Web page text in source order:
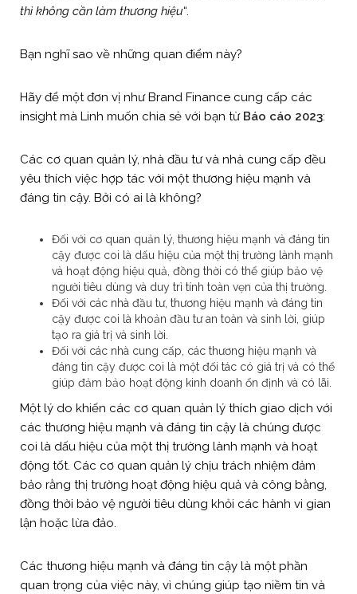
thì không cần làm thương hiệu“.
Bạn nghĩ sao về những quan điểm này?
Hãy để một đơn vị như Brand Finance cung cấp các
insight mà Linh muốn chia sẻ với bạn từ Báo cáo 2023:
Các cơ quan quản lý, nhà đầu tư và nhà cung cấp đều
yêu thích việc hợp tác với một thương hiệu mạnh và
đáng tin cậy. Bởi có ai là không?
Đối với cơ quan quản lý, thương hiệu mạnh và đáng tin
cậy được coi là dấu hiệu của một thị trường lành mạnh
và hoạt động hiệu quả, đồng thời có thể giúp bảo vệ
người tiêu dùng và duy trì tính toàn vẹn của thị trường.
Đối với các nhà đầu tư, thương hiệu mạnh và đáng tin
cậy được coi là khoản đầu tư an toàn và sinh lời, giúp
tạo ra giá trị và sinh lời.
Đối với các nhà cung cấp, các thương hiệu mạnh và
đáng tin cậy được coi là một đối tác có giá trị và có thể
giúp đảm bảo hoạt động kinh doanh ổn định và có lãi.
Một lý do khiến các cơ quan quản lý thích giao dịch với
các thương hiệu mạnh và đáng tin cậy là chúng được
coi là dấu hiệu của một thị trường lành mạnh và hoạt
động tốt. Các cơ quan quản lý chịu trách nhiệm đảm
bảo rằng thị trường hoạt động hiệu quả và công bằng,
đồng thời bảo vệ người tiêu dùng khỏi các hành vi gian
lận hoặc lừa đảo.
Các thương hiệu mạnh và đáng tin cậy là một phần
quan trọng của việc này, vì chúng giúp tạo niềm tin và